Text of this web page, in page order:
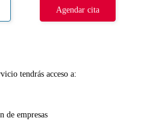
Agendar cita
tendrás acceso a:
de empresas